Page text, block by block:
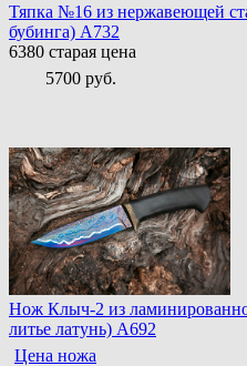
Тяпка №16 из нержавеющей
бубинга) A732
6380 старая цена
5700 руб.
Нoж Клыч-2 из
литье латунь) A692
Цена ножа